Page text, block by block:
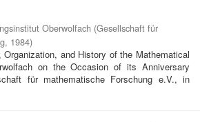
Oberwolfach (Gesellschaft für
, 1984)
and History of the Mathematical
on the Occasion of its Anniversary
für mathematische Forschung e.V., in